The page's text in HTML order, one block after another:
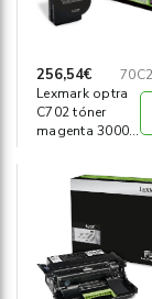
256,54€
Lexmark optra
C702 tóner
magenta 3000